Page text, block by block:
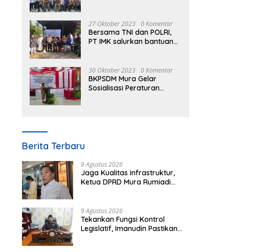
27 Oktober 2023 0 Komentar
Bersama TNI dan POLRI,
PT IMK salurkan bantuan
30 Oktober 2023 0 Komentar
BKPSDM Mura Gelar
Sosialisasi Peraturan
Berita Terbaru
9 Agustus 2026
Jaga Kualitas Infrastruktur,
Ketua DPRD Mura Rumiadi
9 Agustus 2026
Tekankan Fungsi Kontrol
Legislatif, Imanudin Pastikan